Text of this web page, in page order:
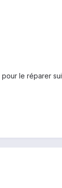
le réparer